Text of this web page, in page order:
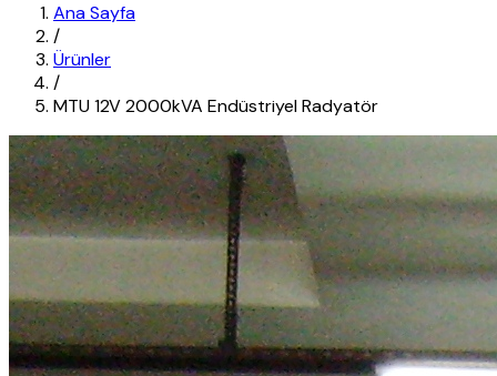
Ana Sayfa
/
Ürünler
/
MTU 12V 2000kVA Endüstriyel Radyatör